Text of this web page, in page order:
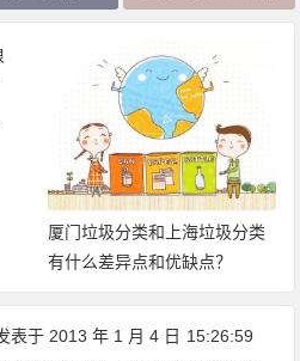
厦门垃圾分类和上海垃圾分类
有什么差异点和优缺点？
表于 2013 年 1 月 4 日 15:26:59